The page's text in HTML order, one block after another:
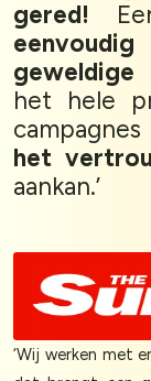
gered!
geweldige
het hele
het
aankan.’
‘Wij werken met